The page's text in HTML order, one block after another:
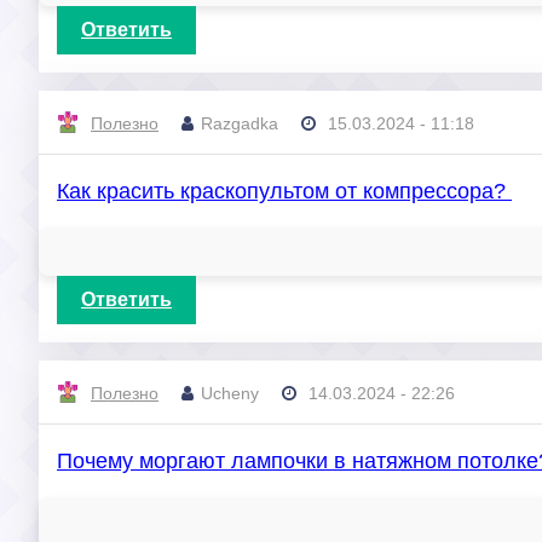
Ответить
Полезно Razgadka 15.03.2024 - 11:18
Как красить краскопультом от компрессора?
Ответить
Полезно Ucheny 14.03.2024 - 22:26
Почему моргают лампочки в натяжном